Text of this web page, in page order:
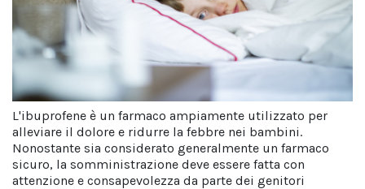
L'ibuprofene è un farmaco ampiamente utilizzato per
alleviare il dolore e ridurre la febbre nei bambini.
Nonostante sia considerato generalmente un farmaco
sicuro, la somministrazione deve essere fatta con
attenzione e consapevolezza da parte dei genitori